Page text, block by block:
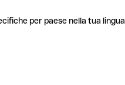
per paese nella tua lingua